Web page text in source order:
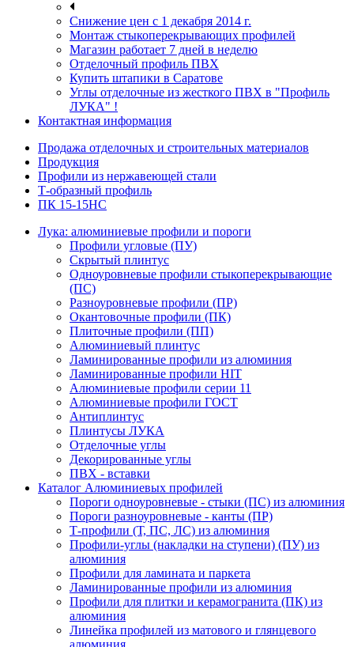
Снижение цен с 1 декабря 2014 г.
Монтаж стыкоперекрывающих профилей
Магазин работает 7 дней в неделю
Отделочный профиль ПВХ
Купить штапики в Саратове
Углы отделочные из жесткого ПВХ в "Профиль
ЛУКА" !
Контактная информация
Продажа отделочных и строительных материалов
Продукция
Профили из нержавеющей стали
Т-образный профиль
ПК 15-15НС
Лука: алюминиевые профили и пороги
Профили угловые (ПУ)
Скрытый плинтус
Одноуровневые профили стыкоперекрывающие
(ПС)
Разноуровневые профили (ПР)
Окантовочные профили (ПК)
Плиточные профили (ПП)
Алюминиевый плинтус
Ламинированные профили из алюминия
Ламинированные профили HIT
Алюминиевые профили серии 11
Алюминиевые профили ГОСТ
Антиплинтус
Плинтусы ЛУКА
Отделочные углы
Декорированные углы
ПВХ - вставки
Каталог Алюминиевых профилей
Пороги одноуровневые - стыки (ПС) из алюминия
Пороги разноуровневые - канты (ПР)
Т-профили (Т, ПС, ЛС) из алюминия
Профили-углы (накладки на ступени) (ПУ) из
алюминия
Профили для ламината и паркета
Ламинированные профили из алюминия
Профили для плитки и керамогранита (ПК) из
алюминия
Линейка профилей из матового и глянцевого
алюминия